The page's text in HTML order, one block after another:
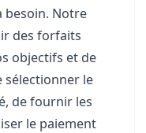
besoin. Notre
des forfaits
objectifs et de
sélectionner le
de fournir les
le paiement